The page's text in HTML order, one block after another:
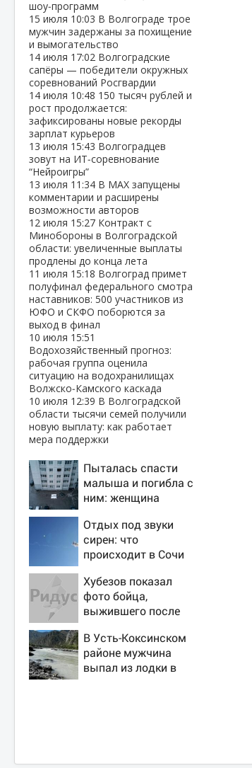
шоу‑программ
15 июля 10:03 В Волгограде трое
мужчин задержаны за похищение
и вымогательство
14 июля 17:02 Волгоградские
сапёры — победители окружных
соревнований Росгвардии
14 июля 10:48 150 тысяч рублей и
рост продолжается:
зафиксированы новые рекорды
зарплат курьеров
13 июля 15:43 Волгоградцев
зовут на ИТ‑соревнование
“Нейроигры”
13 июля 11:34 В МАХ запущены
комментарии и расширены
возможности авторов
12 июля 15:27 Контракт с
Минобороны в Волгоградской
области: увеличенные выплаты
продлены до конца лета
11 июля 15:18 Волгоград примет
полуфинал федерального смотра
наставников: 500 участников из
ЮФО и СКФО поборются за
выход в финал
10 июля 15:51
Водохозяйственный прогноз:
рабочая группа оценила
ситуацию на водохранилищах
Волжско‑Камского каскада
10 июля 12:39 В Волгоградской
области тысячи семей получили
новую выплату: как работает
мера поддержки
Пыталась спасти
малыша и погибла с
ним: женщина
насмерть на глазах
у детей 06/08/2026
– Новости
Отдых под звуки
сирен: что
происходит в Сочи
массированных
атак беспилотников
Хубезов показал
фото бойца,
выжившего после
В Усть-Коксинском
районе мужчина
выпал из лодки в